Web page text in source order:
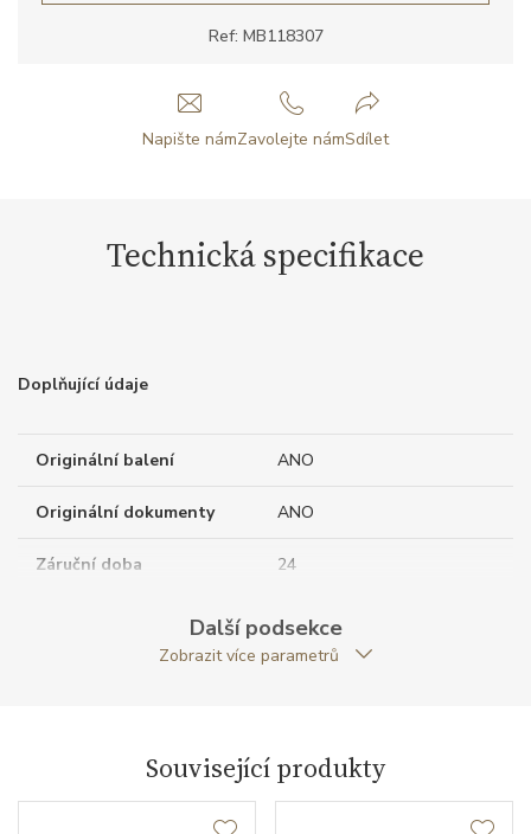
Ref: MB118307
Napište námZavolejte námSdílet
Technická specifikace
Doplňující údaje
Originální balení ANO
Originální dokumenty ANO
Záruční doba
24
Meisterstück
Další podsekce
Zobrazit více parametrů
Související produkty